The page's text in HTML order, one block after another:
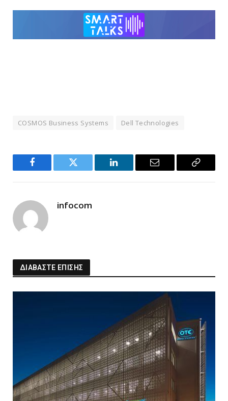
COSMOS Business Systems Dell Technologies
Facebook Twitter LinkedIn Email
Copy
infocom
ΔΙΑΒΑΣΤΕ ΕΠΙΣΗΣ